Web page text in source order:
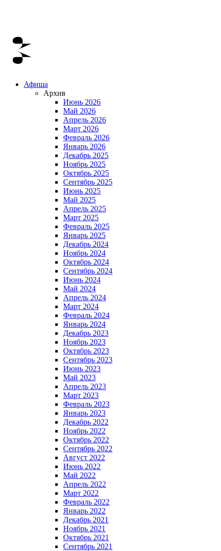
Афиша
Архив
Июнь 2026
Май 2026
Апрель 2026
Март 2026
Февраль 2026
Январь 2026
Декабрь 2025
Ноябрь 2025
Октябрь 2025
Сентябрь 2025
Июнь 2025
Май 2025
Апрель 2025
Март 2025
Февраль 2025
Январь 2025
Декабрь 2024
Ноябрь 2024
Октябрь 2024
Сентябрь 2024
Июнь 2024
Май 2024
Апрель 2024
Март 2024
Февраль 2024
Январь 2024
Декабрь 2023
Ноябрь 2023
Октябрь 2023
Сентябрь 2023
Июнь 2023
Май 2023
Апрель 2023
Март 2023
Февраль 2023
Январь 2023
Декабрь 2022
Ноябрь 2022
Октябрь 2022
Сентябрь 2022
Август 2022
Июнь 2022
Май 2022
Апрель 2022
Март 2022
Февраль 2022
Январь 2022
Декабрь 2021
Ноябрь 2021
Октябрь 2021
Сентябрь 2021